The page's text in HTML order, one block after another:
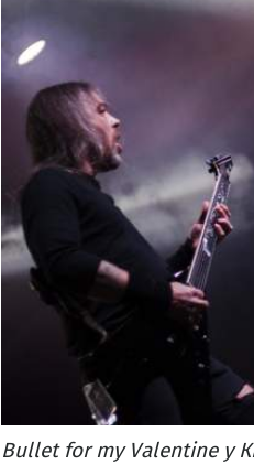
Bullet for my Valentine у